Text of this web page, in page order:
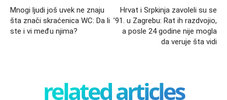
Mnogi ljudi još uvek ne znaju
šta znači skraćenica WC: Da li
ste i vi među njima?
Hrvat i Srpkinja zavoleli su se
’91. u Zagrebu: Rat ih razdvojio,
a posle 24 godine nije mogla
da veruje šta vidi
related articles